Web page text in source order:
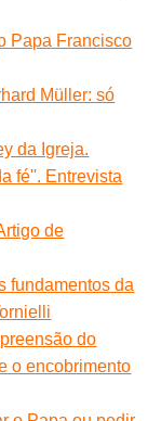
Papa Francisco
Müller: só
da Igreja.
fé''. Entrevista
de
fundamentos da
do
o encobrimento